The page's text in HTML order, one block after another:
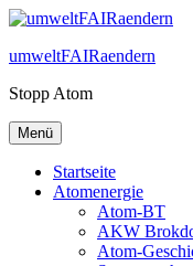
Zum
springen
umweltFAIRaendern
Stopp Atom
Menü
Startseite
Atomenergie
Atom-BT
AKW
Atom-